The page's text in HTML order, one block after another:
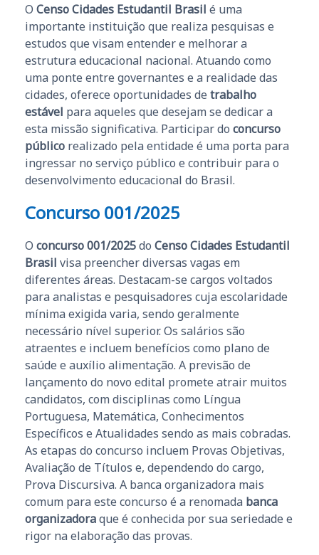
O Censo Cidades Estudantil Brasil é uma
importante instituição que realiza pesquisas e
estudos que visam entender e melhorar a
estrutura educacional nacional. Atuando como
uma ponte entre governantes e a realidade das
cidades, oferece oportunidades de trabalho
estável para aqueles que desejam se dedicar a
esta missão significativa. Participar do concurso
público realizado pela entidade é uma porta para
ingressar no serviço público e contribuir para o
desenvolvimento educacional do Brasil.
Concurso 001/2025
O concurso 001/2025do Censo Cidades Estudantil
Brasil visa preencher diversas vagas em
diferentes áreas. Destacam-se cargos voltados
para analistas e pesquisadores cuja escolaridade
mínima exigida varia, sendo geralmente
necessário nível superior. Os salários são
atraentes e incluem benefícios como plano de
saúde e auxílio alimentação. A previsão de
lançamento do novo edital promete atrair muitos
candidatos, com disciplinas como Língua
Portuguesa, Matemática, Conhecimentos
Específicos e Atualidades sendo as mais cobradas.
As etapas do concurso incluem Provas Objetivas,
Avaliação de Títulos e, dependendo do cargo,
Prova Discursiva. A banca organizadora mais
comum para este concurso é a renomada banca
organizadoraque é conhecida por sua seriedade e
rigor na elaboração das provas.